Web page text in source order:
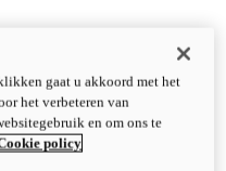
gaat u akkoord met het
het verbeteren van
en om ons te
policy